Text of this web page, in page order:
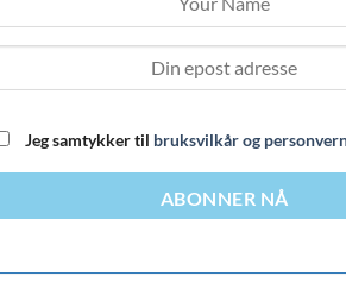
Jeg samtykker til bruksvilkår og
ABONNER NÅ